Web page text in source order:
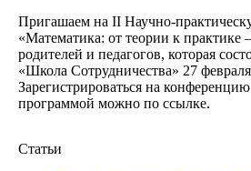
Статьи
Пригашаем на II Научно-
«Математика: от теории к практике
родителей и педагогов, которая
«Школа Сотрудничества» 27
Зарегистрироваться на
программой можно по ссылке.